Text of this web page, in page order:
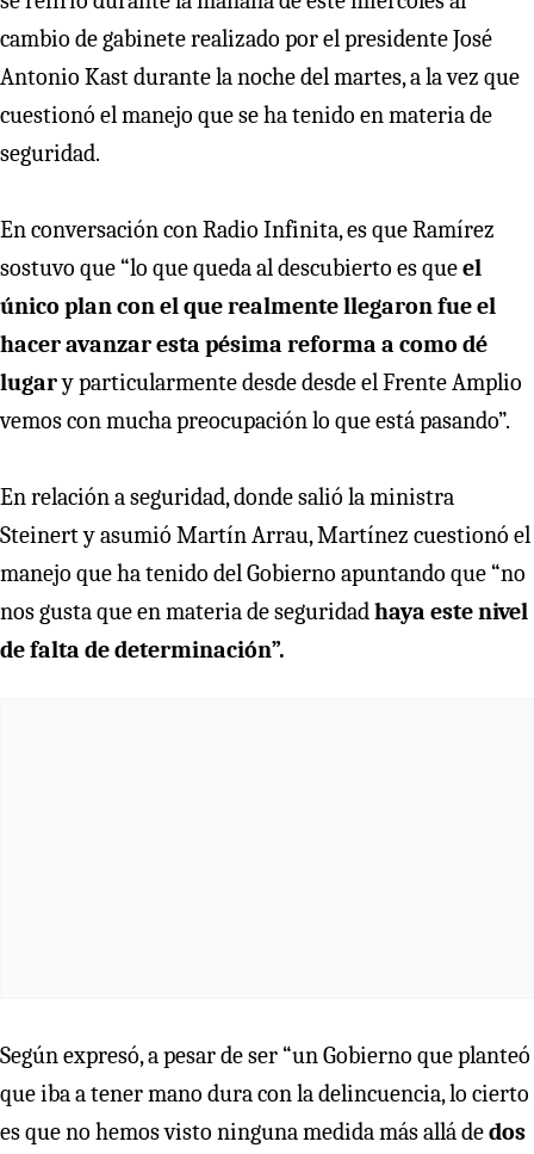
cambio de gabinete realizado por el presidente José
Antonio Kast durante la noche del martes, a la vez que
cuestionó el manejo que se ha tenido en materia de
seguridad.
En conversación con Radio Infinita, es que Ramírez
sostuvo que “lo que queda al descubierto es queel
único plan con el que realmente llegaron fue el
hacer avanzar esta pésima reforma a como dé
lugary particularmente desde desde el Frente Amplio
vemos con mucha preocupación lo que está pasando”.
En relación a seguridad, donde salió la ministra
Steinert y asumió Martín Arrau, Martínez cuestionó el
manejo que ha tenido del Gobierno apuntando que “no
nos gusta que en materia de seguridadhaya este nivel
de falta de determinación”.
Según expresó, a pesar de ser “un Gobierno que planteó
que iba a tener mano dura con la delincuencia, lo cierto
es que no hemos visto ninguna medida más allá dedos